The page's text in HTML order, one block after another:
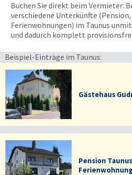
Buchen Sie direkt beim Vermieter:
verschiedene Unterkünfte
Ferienwohnungen) im Taunus
und dadurch komplett
Beispiel-Einträge im Taunus:
Gästehaus
Pension